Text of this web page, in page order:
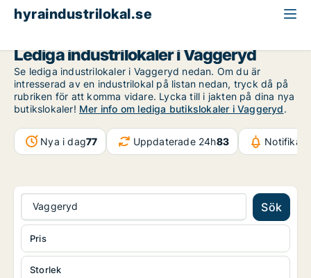
hyraindustrilokal.se
Lediga industrilokaler i Vaggeryd
Se lediga industrilokaler i Vaggeryd nedan. Om du är
intresserad av en industrilokal på listan nedan, tryck då på
rubriken för att komma vidare. Lycka till i jakten på dina nya
butikslokaler! Mer info om lediga butikslokaler i Vaggeryd.
Nya i dag77 Uppdaterade 24h83
Vaggeryd Sök
Storlek
Pris